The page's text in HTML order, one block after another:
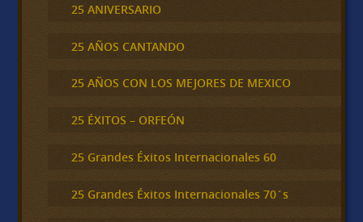
25 ANIVERSARIO
25 AÑOS CANTANDO
25 AÑOS CON LOS MEJORES DE MEXICO
25 ÉXITOS – ORFEÓN
25 Grandes Éxitos Internacionales 60
25 Grandes Éxitos Internacionales 70´s